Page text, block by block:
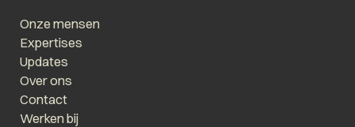
Onze mensen
Expertises
Updates
Over ons
Contact
Werken bij